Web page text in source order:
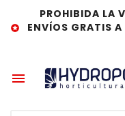

PROHIBIDA LA
ENVÍOS GRATIS
